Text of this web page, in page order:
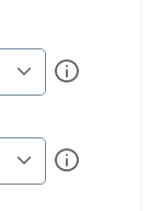
Info
Info